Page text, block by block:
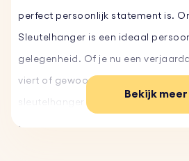
perfect persoonlijk statement is.
Sleutelhanger is een ideaal
gelegenheid. Of je nu een
viert of gewoon iemand speciaal
sleutelhanger is een uniek custom
De combinatie van het
Bekijk meer